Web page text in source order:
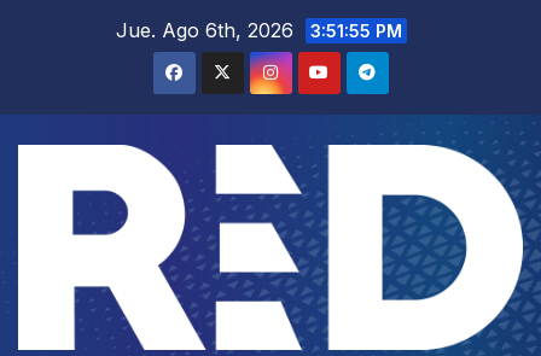
Jue. Ago 6th, 2026 3:51:56 PM